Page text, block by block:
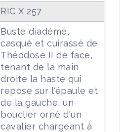
RIC X 257
Buste diadémé,
casqué et cuirassé de
Théodose II de face,
tenant de la main
droite la haste qui
repose sur l'épaule et
de la gauche, un
bouclier orné d'un
cavalier chargeant à